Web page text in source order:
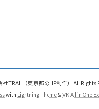
TRAIL（東京都のHP制作） All Rights
with Lightning Theme& VK All in One